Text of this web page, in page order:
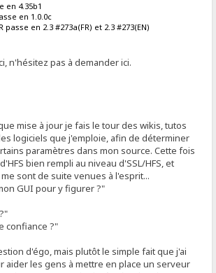
en 4.35b1
en 1.0.0c
passe en 2.3 #273a(FR) et 2.3 #273(EN)
n'hésitez pas à demander ici.
mise à jour je fais le tour des wikis, tutos
logiciels que j'emploie, afin de déterminer
paramètres dans mon source. Cette fois
bien rempli au niveau d'SSL/HFS, et
sont de suite venues à l'esprit...
GUI pour y figurer ?"
confiance ?"
d'égo, mais plutôt le simple fait que j'ai
aider les gens à mettre en place un serveur